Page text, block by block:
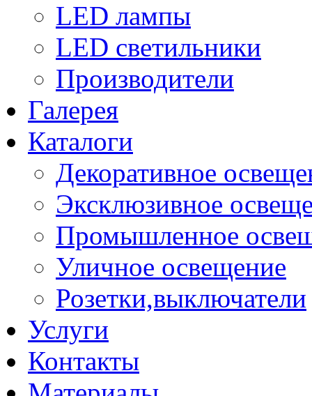
LED лампы
LED светильники
Производители
Галерея
Каталоги
Декоративное
Эксклюзивное
Промышленное
Уличное освещение
Розетки,выключатели
Услуги
Контакты